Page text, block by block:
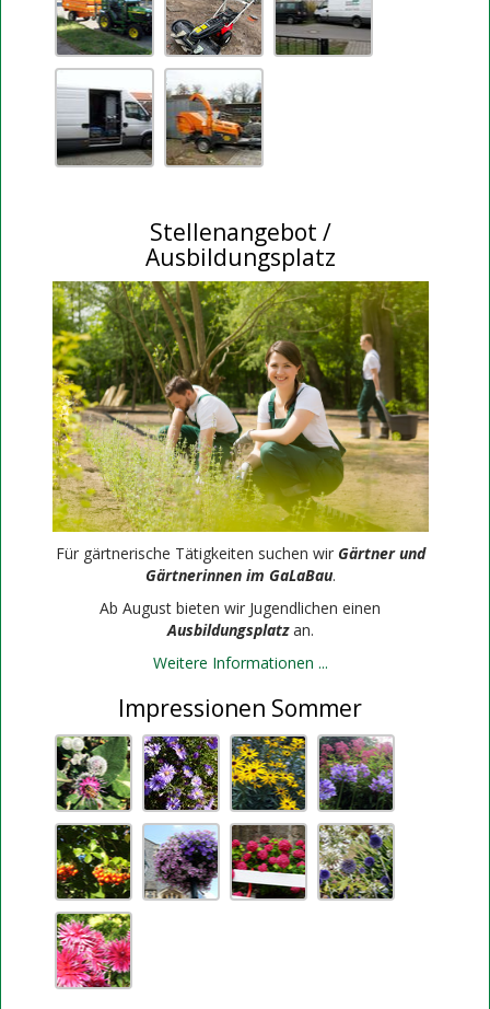
Stellenangebot /
Ausbildungsplatz
Für gärtnerische Tätigkeiten suchen wir Gärtner und
Gärtnerinnen im GaLaBau.
Ab August bieten wir Jugendlichen einen
Ausbildungsplatzan.
Weitere Informationen ...
Impressionen Sommer